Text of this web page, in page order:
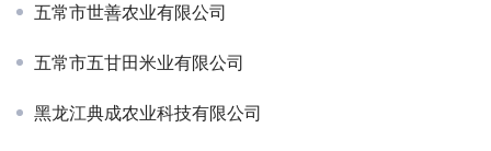
五常市世善农业有限公司
五常市五甘田米业有限公司
黑龙江典成农业科技有限公司